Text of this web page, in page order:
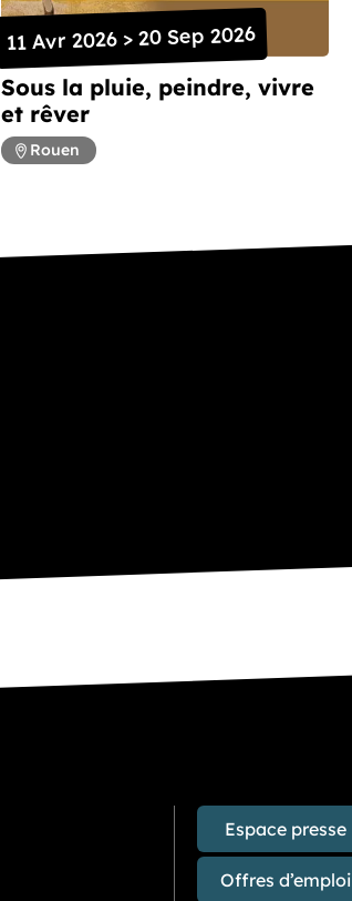
Sous la pluie, peindre, vivre
et rêver
11 Avr 2026 > 20 Sep 2026
Rouen
Espace presse
Offres d’emploi